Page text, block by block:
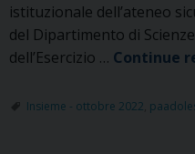
istituzionale dell’ateneo
del Dipartimento di
dell’Esercizio … Continue
Insieme - ottobre 2022